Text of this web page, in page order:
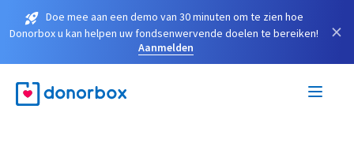
Doe mee aan een demo van 30 minuten om te zien hoe
Donorbox u kan helpen uw fondsenwervende doelen te bereiken!
Aanmelden
×